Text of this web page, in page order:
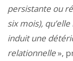
persistante ou
six mois),
induit une
relationnelle»,